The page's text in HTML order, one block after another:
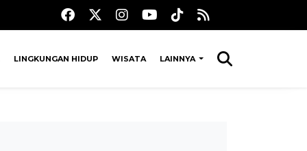
LINGKUNGAN HIDUP WISATA LAINNYA